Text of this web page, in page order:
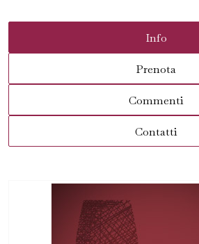
Info
Prenota
Commenti
Contatti